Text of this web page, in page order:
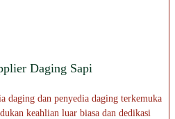
Daging Sapi
daging dan penyedia daging terkemuka
keahlian luar biasa dan dedikasi